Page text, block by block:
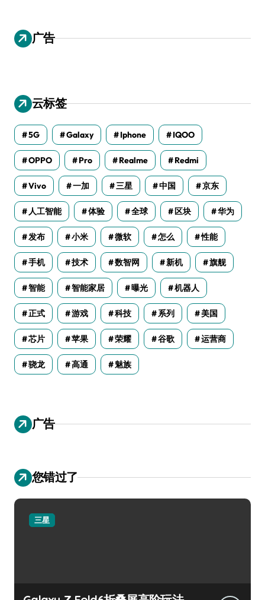
广告
云标签
5G Galaxy Iphone IQOO
OPPO Pro Realme Redmi
Vivo 一加 三星 中国 京东
人工智能 体验 全球 区块 华为
发布 小米 微软 怎么 性能
手机 技术 数智网 新机 旗舰
智能 智能家居 曝光 机器人
正式 游戏 科技 系列 美国
芯片 苹果 荣耀 谷歌 运营商
骁龙 高通 魅族
广告
您错过了
三星